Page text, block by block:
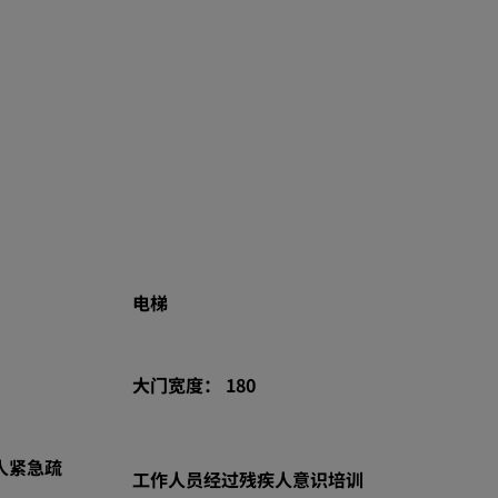
电梯
大门宽度： 180
紧急疏 工作人员经过残疾人意识培训